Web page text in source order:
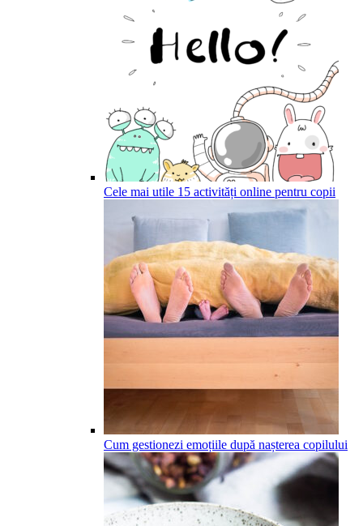
Cele mai utile 15 activități online pentru copii
Cum gestionezi emoțiile după nașterea copilului